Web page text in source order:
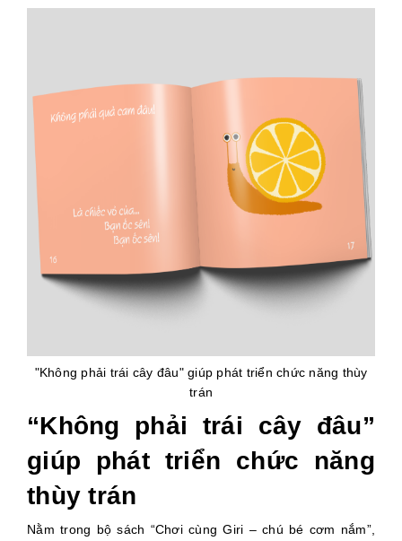
"Không phải trái cây đâu" giúp phát triển chức năng thùy
trán
“Không phải trái cây đâu”
giúp phát triển chức năng
thùy trán
Nằm trong bộ sách “Chơi cùng Giri – chú bé cơm nắm”,